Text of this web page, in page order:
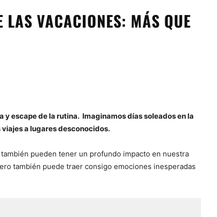
VACACIONES: MÁS QUE
escape de la rutina. Imaginamos días soleados en la
a lugares desconocidos.
pueden tener un profundo impacto en nuestra
también puede traer consigo emociones inesperadas